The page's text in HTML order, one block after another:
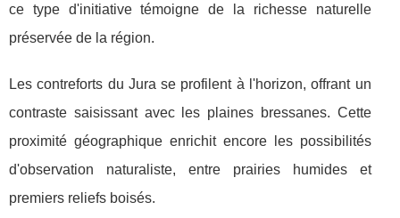
ce type d'initiative témoigne de la richesse naturelle
préservée de la région.
Les contreforts du Jura se profilent à l'horizon, offrant un
contraste saisissant avec les plaines bressanes. Cette
proximité géographique enrichit encore les possibilités
d'observation naturaliste, entre prairies humides et
premiers reliefs boisés.